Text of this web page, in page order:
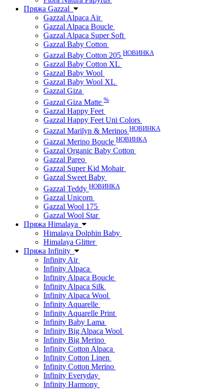
Пряжа Gazzal
Gazzal Alpaca Air
Gazzal Alpaca Boucle
Gazzal Alpaca Super Soft
Gazzal Baby Cotton
Gazzal Baby Cotton 205 НОВИНКА
Gazzal Baby Cotton XL
Gazzal Baby Wool
Gazzal Baby Wool XL
Gazzal Giza
Gazzal Giza Matte %
Gazzal Happy Feet
Gazzal Happy Feet Uni Colors
Gazzal Marilyn & Merinos НОВИНКА
Gazzal Merino Boucle НОВИНКА
Gazzal Organic Baby Cotton
Gazzal Pareo
Gazzal Super Kid Mohair
Gazzal Sweet Baby
Gazzal Teddy НОВИНКА
Gazzal Unicorn
Gazzal Wool 175
Gazzal Wool Star
Пряжа Himalaya
Himalaya Dolphin Baby
Himalaya Glitter
Пряжа Infinity
Infinity Air
Infinity Alpaca
Infinity Alpaca Boucle
Infinity Alpaca Silk
Infinity Alpaca Wool
Infinity Aquarelle
Infinity Aquarelle Print
Infinity Baby Lama
Infinity Big Alpaca Wool
Infinity Big Merino
Infinity Cotton Alpaca
Infinity Cotton Linen
Infinity Cotton Merino
Infinity Everyday
Infinity Harmony